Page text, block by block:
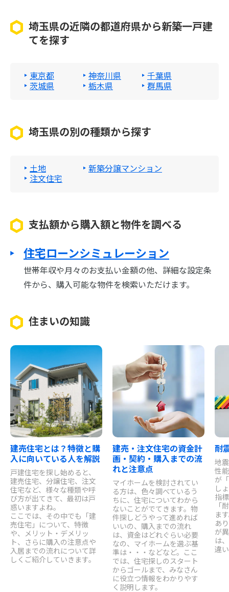
埼玉県の近隣の都道府県から新築一戸建
てを探す
東京都 神奈川県
千葉県
茨城県
栃木県 群馬県
埼玉県の別の種類から探す
土地
新築分譲マンション
注文住宅
支払額から購入額と物件を調べる
住宅ローンシミュレーション
世帯年収や月々のお支払い金額の他、詳細な設定条
件から、購入可能な物件を検索いただけます。
住まいの知識
建売住宅とは？特徴と購
入に向いている人を解説
戸建住宅を探し始めると、
建売住宅、分譲住宅、注文
住宅など、様々な種類や呼
び方が出てきて、最初は戸
惑いますよね。
ここでは、その中でも「建
売住宅」について、特徴
や、メリット・デメリッ
ト、さらに購入の注意点や
入居までの流れについて詳
しくご紹介していきます。
建売・注文住宅の資金計
画・契約・購入までの流
れと注意点
マイホームを検討されてい
る方は、色々調べているう
ちに、住宅についてわから
ないことがでてきます。物
件探しどうやって進めれば
いいの、購入までの流れ
は、資金はどれぐらい必要
なの、マイホームを選ぶ基
準は・・・などなど。ここ
では、住宅探しのスタート
からゴールまで、みなさん
に役立つ情報をわかりやす
く説明します。
耐
地
性
が
し
指
「
ま
あ
が
は
違